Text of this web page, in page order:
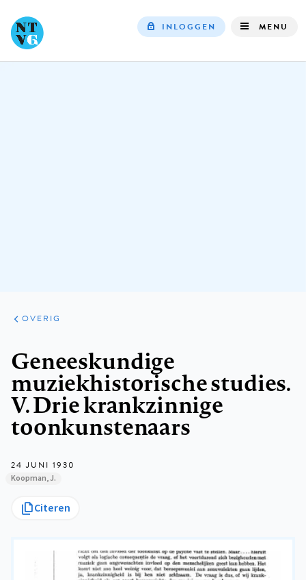
INLOGGEN MENU
ARTIKELEN
OVERIG
OVERIG
Geneeskundige
muziekhistorische studies.
V. Drie krankzinnige
toonkunstenaars
24 JUNI 1930
Koopman, J.
Citeren